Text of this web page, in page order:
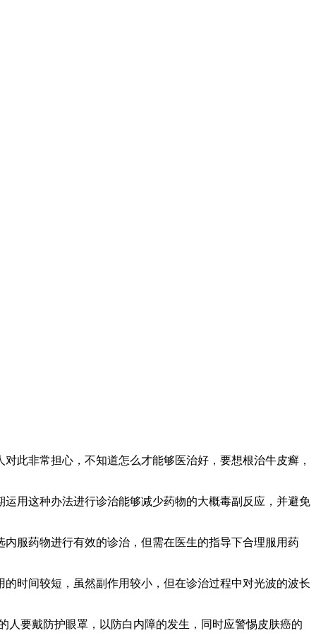
非常担心，不知道怎么才能够医治好，要想根治牛皮癣，
用这种办法进行诊治能够减少药物的大概毒副反应，并避免
服药物进行有效的诊治，但需在医生的指导下合理服用药
时间较短，虽然副作用较小，但在诊治过程中对光波的波长
要戴防护眼罩，以防白内障的发生，同时应警惕皮肤癌的